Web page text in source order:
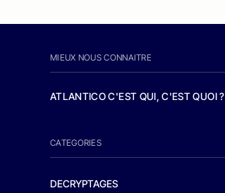
MIEUX NOUS CONNAITRE
ATLANTICO C'EST QUI, C'EST QUOI ?
CATEGORIES
DECRYPTAGES